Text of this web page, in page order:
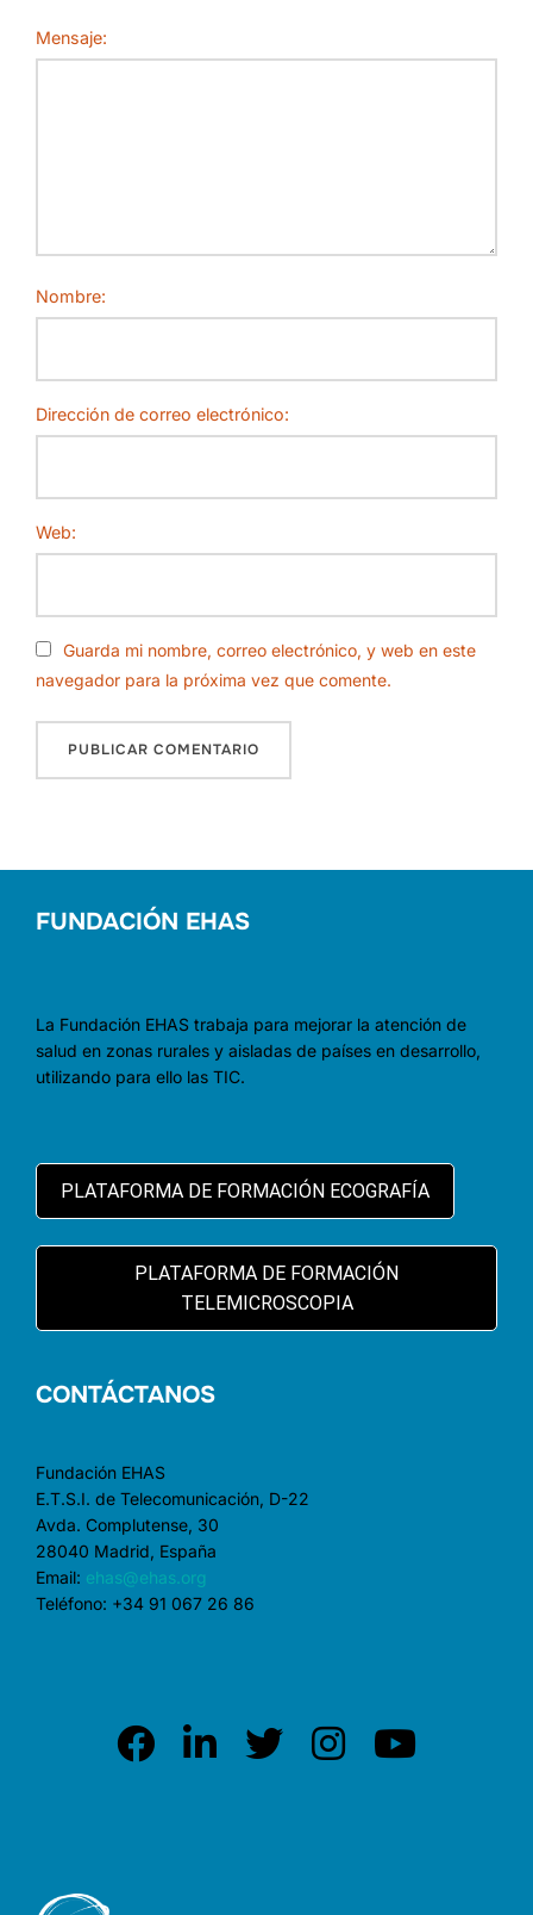
Mensaje:
Nombre:
Dirección de correo electrónico:
Web:
Guarda mi nombre, correo electrónico, y web en este
navegador para la próxima vez que comente.
FUNDACIÓN EHAS
La Fundación EHAS trabaja para mejorar la atención de
salud en zonas rurales y aisladas de países en desarrollo,
utilizando para ello las TIC.
PLATAFORMA DE FORMACIÓN ECOGRAFÍA
PLATAFORMA DE FORMACIÓN
TELEMICROSCOPIA
CONTÁCTANOS
Fundación EHAS
E.T.S.I. de Telecomunicación, D-22
Avda. Complutense, 30
28040 Madrid, España
Email: ehas@ehas.org
Teléfono: +34 91 067 26 86